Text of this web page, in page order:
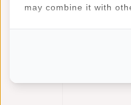
LAPTOP -
may combine it with